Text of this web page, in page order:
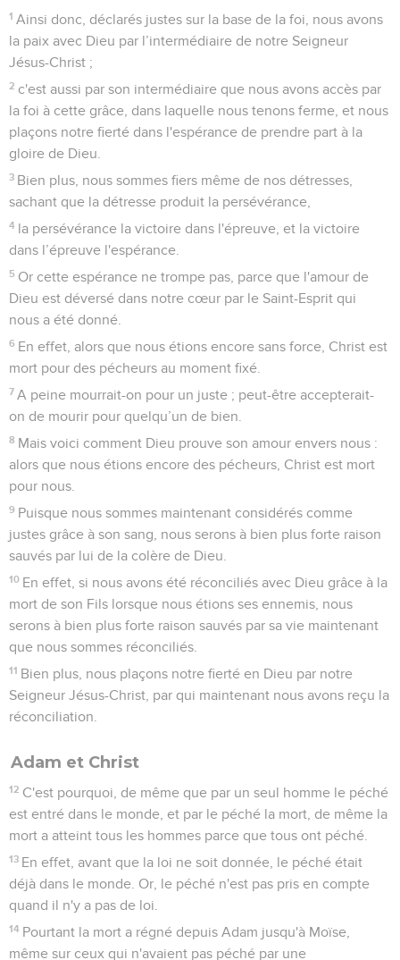
1 Ainsi donc, déclarés justes sur la base de la foi, nous avons
la paix avec Dieu par l’intermédiaire de notre Seigneur
Jésus-Christ ;
2 c'est aussi par son intermédiaire que nous avons accès par
la foi à cette grâce, dans laquelle nous tenons ferme, et nous
plaçons notre fierté dans l'espérance de prendre part à la
gloire de Dieu.
3 Bien plus, nous sommes fiers même de nos détresses,
sachant que la détresse produit la persévérance,
4 la persévérance la victoire dans l'épreuve, et la victoire
dans l’épreuve l'espérance.
5 Or cette espérance ne trompe pas, parce que l'amour de
Dieu est déversé dans notre cœur par le Saint-Esprit qui
nous a été donné.
6 En effet, alors que nous étions encore sans force, Christ est
mort pour des pécheurs au moment fixé.
7 A peine mourrait-on pour un juste ; peut-être accepterait-
on de mourir pour quelqu’un de bien.
8 Mais voici comment Dieu prouve son amour envers nous :
alors que nous étions encore des pécheurs, Christ est mort
pour nous.
9 Puisque nous sommes maintenant considérés comme
justes grâce à son sang, nous serons à bien plus forte raison
sauvés par lui de la colère de Dieu.
10 En effet, si nous avons été réconciliés avec Dieu grâce à la
mort de son Fils lorsque nous étions ses ennemis, nous
serons à bien plus forte raison sauvés par sa vie maintenant
que nous sommes réconciliés.
11 Bien plus, nous plaçons notre fierté en Dieu par notre
Seigneur Jésus-Christ, par qui maintenant nous avons reçu la
réconciliation.
Adam et Christ
12 C'est pourquoi, de même que par un seul homme le péché
est entré dans le monde, et par le péché la mort, de même la
mort a atteint tous les hommes parce que tous ont péché.
13 En effet, avant que la loi ne soit donnée, le péché était
déjà dans le monde. Or, le péché n'est pas pris en compte
quand il n'y a pas de loi.
14 Pourtant la mort a régné depuis Adam jusqu'à Moïse,
même sur ceux qui n'avaient pas péché par une